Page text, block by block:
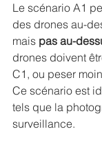
Le scénario A1
des drones au-
mais pas au-
drones doivent
C1, ou peser
Ce scénario est
tels que la
surveillance.